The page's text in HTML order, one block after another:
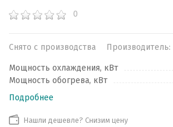
0
Снято с производства Производитель:
Мощность охлаждения, кВт
Мощность обогрева, кВт
Подробнее
Нашли дешевле? Снизим цену